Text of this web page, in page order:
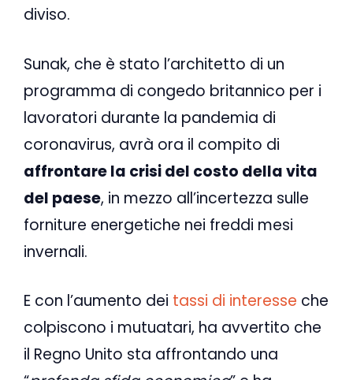
diviso.
Sunak, che è stato l’architetto di un
programma di congedo britannico per i
lavoratori durante la pandemia di
coronavirus, avrà ora il compito di
affrontare la crisi del costo della vita
del paese, in mezzo all’incertezza sulle
forniture energetiche nei freddi mesi
invernali.
E con l’aumento dei tassi di interesse che
colpiscono i mutuatari, ha avvertito che
il Regno Unito sta affrontando una